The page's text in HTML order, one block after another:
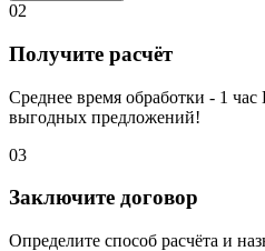
02
Получите расчёт
Среднее время обработки - 1
выгодных предложений!
03
Заключите договор
Определите способ расчёта и